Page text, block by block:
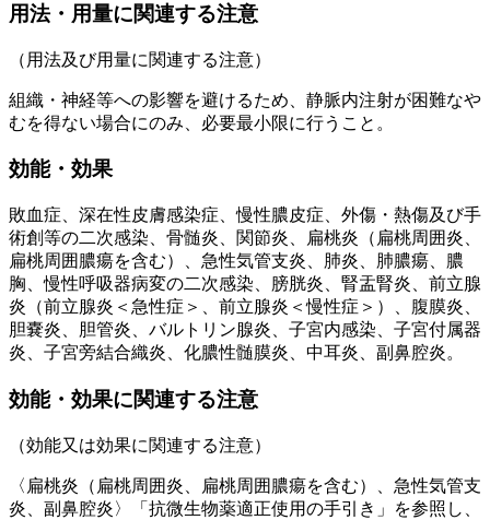
用法・用量に関連する注意
（用法及び用量に関連する注意）
組織・神経等への影響を避けるため、静脈内注射が困難なや
むを得ない場合にのみ、必要最小限に行うこと。
効能・効果
敗血症、深在性皮膚感染症、慢性膿皮症、外傷・熱傷及び手
術創等の二次感染、骨髄炎、関節炎、扁桃炎（扁桃周囲炎、
扁桃周囲膿瘍を含む）、急性気管支炎、肺炎、肺膿瘍、膿
胸、慢性呼吸器病変の二次感染、膀胱炎、腎盂腎炎、前立腺
炎（前立腺炎＜急性症＞、前立腺炎＜慢性症＞）、腹膜炎、
胆嚢炎、胆管炎、バルトリン腺炎、子宮内感染、子宮付属器
炎、子宮旁結合織炎、化膿性髄膜炎、中耳炎、副鼻腔炎。
効能・効果に関連する注意
（効能又は効果に関連する注意）
〈扁桃炎（扁桃周囲炎、扁桃周囲膿瘍を含む）、急性気管支
炎、副鼻腔炎〉「抗微生物薬適正使用の手引き」を参照し、